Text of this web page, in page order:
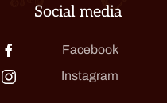
Social media
Facebook
Instagram